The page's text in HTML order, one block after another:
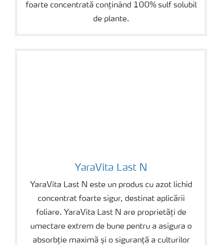
foarte concentrată conținând 100% sulf solubil
de plante.
YaraVita Last N
YaraVita Last N este un produs cu azot lichid
concentrat foarte sigur, destinat aplicării
foliare. YaraVita Last N are proprietăți de
umectare extrem de bune pentru a asigura o
absorbție maximă și o siguranță a culturilor